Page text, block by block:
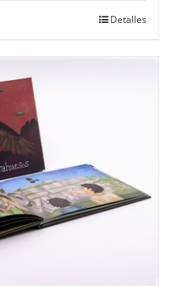
Detalles